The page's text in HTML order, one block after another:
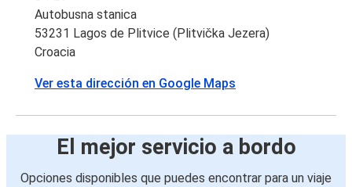
Belgrado
Lagos de Plitvice (Plitvička Jezera)
Karlovac
Lagos de Plitvice (Plitvička Jezera)
Belgrado
Autobusna stanica
53231 Lagos de Plitvice (Plitvička Jezera)
Croacia
Ver esta dirección en Google Maps
El mejor servicio a bordo
Opciones disponibles que puedes encontrar para un viaje